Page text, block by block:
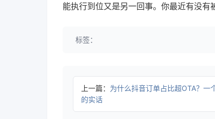
能执行到位又是另一回事。你最近有没有
标签：
上一篇： 为什么抖音订单占比超OTA？一
的实话